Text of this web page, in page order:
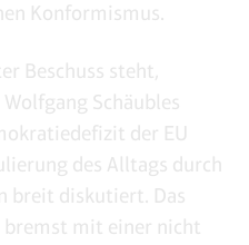
Konformismus.
Beschuss steht,
Schäubles
der EU
des Alltags durch
breit diskutiert. Das
bremst mit einer nicht